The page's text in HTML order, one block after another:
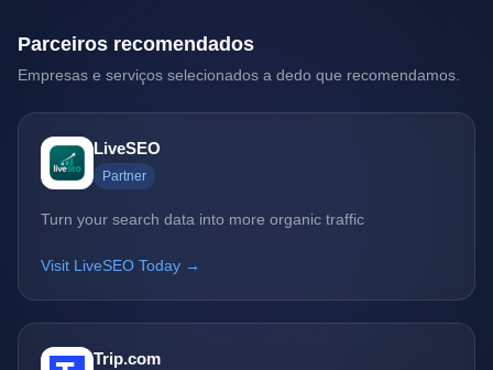
Parceiros recomendados
Empresas e serviços selecionados a dedo que recomendamos.
LiveSEO
Partner
Turn your search data into more organic traffic
Visit LiveSEO Today →
Trip.com